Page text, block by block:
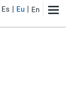
Es Eu En